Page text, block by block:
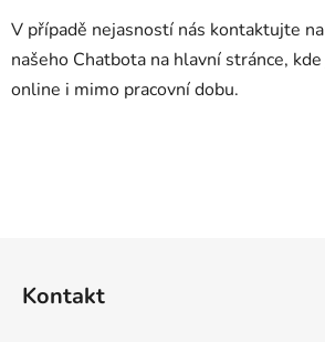
V případě nejasností nás kontaktujte
našeho Chatbota na hlavní stránce,
online i mimo pracovní dobu.
Kontakt